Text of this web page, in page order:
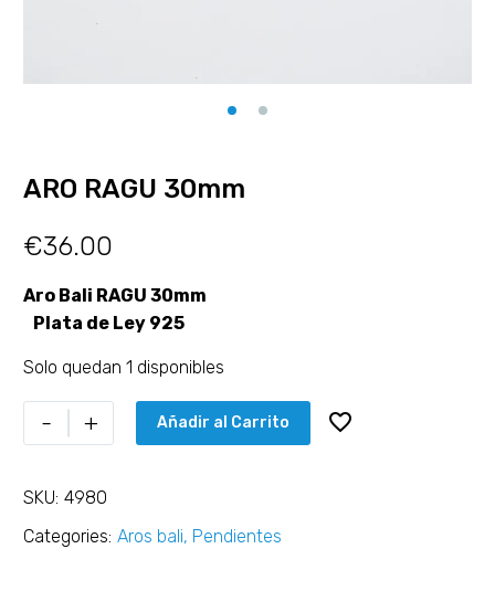
ARO RAGU 30mm
€36.00
Aro Bali RAGU 30mm
Plata de Ley 925
Solo quedan 1 disponibles
- + Añadir al Carrito
SKU: 4980
Categories: Aros bali, Pendientes